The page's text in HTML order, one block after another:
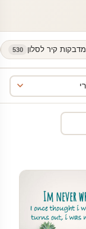
מדבקות קיר לסלון 530